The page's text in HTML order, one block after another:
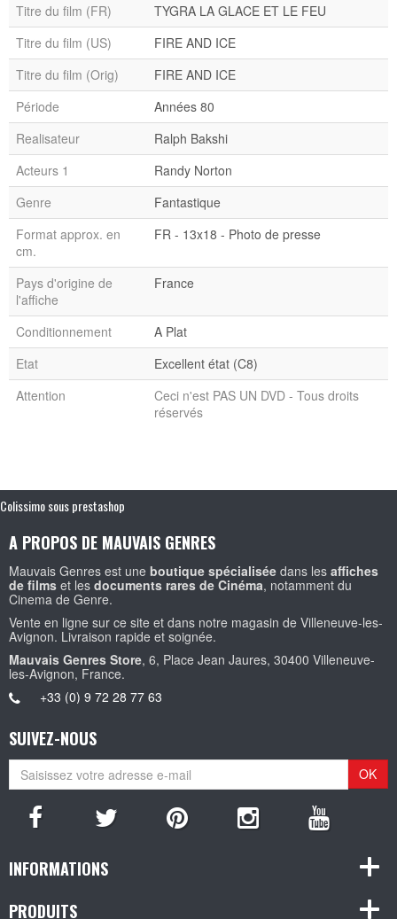
Titre du film (FR)
TYGRA LA GLACE ET LE FEU
Titre du film (US)
FIRE AND ICE
Titre du film (Orig)
FIRE AND ICE
Période
Années 80
Realisateur
Ralph Bakshi
Acteurs 1
Randy Norton
Genre
Fantastique
Format approx. en
cm.
FR - 13x18 - Photo de presse
Pays d'origine de
l'affiche
France
Conditionnement
A Plat
Etat
Excellent état (C8)
Attention
Ceci n'est PAS UN DVD - Tous droits
réservés
Colissimo sous prestashop
A PROPOS DE MAUVAIS GENRES
Mauvais Genres est une boutique spécialisée dans les affiches
de films et les documents rares de Cinéma, notamment du
Cinema de Genre.
Vente en ligne sur ce site et dans notre magasin de Villeneuve-les-
Avignon. Livraison rapide et soignée.
Mauvais Genres Store, 6, Place Jean Jaures, 30400 Villeneuve-
les-Avignon, France.
+33 (0) 9 72 28 77 63
SUIVEZ-NOUS
OK
INFORMATIONS
PRODUITS